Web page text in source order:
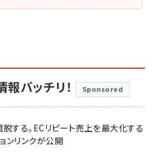
バッチリ！ Sponsored
脱する。ECリピート売上を最大化する
ンリンクが公開